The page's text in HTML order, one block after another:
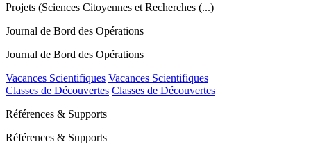
Projets (Sciences Citoyennes et Recherches (...)
Journal de Bord des Opérations
Journal de Bord des Opérations
Vacances Scientifiques Vacances Scientifiques
Classes de Découvertes Classes de Découvertes
Références & Supports
Références & Supports